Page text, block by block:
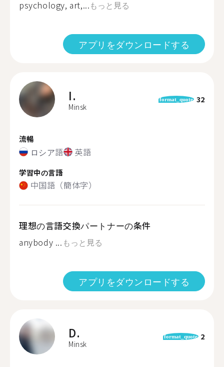
psychology, art,...もっと見る
アプリをダウンロードする
I.
Minsk
format_quote 32
流暢
ロシア語 英語
学習中の言語
中国語（簡体字）
理想の言語交換パートナーの条件
anybody ... もっと見る
アプリをダウンロードする
D.
Minsk
format_quote 2